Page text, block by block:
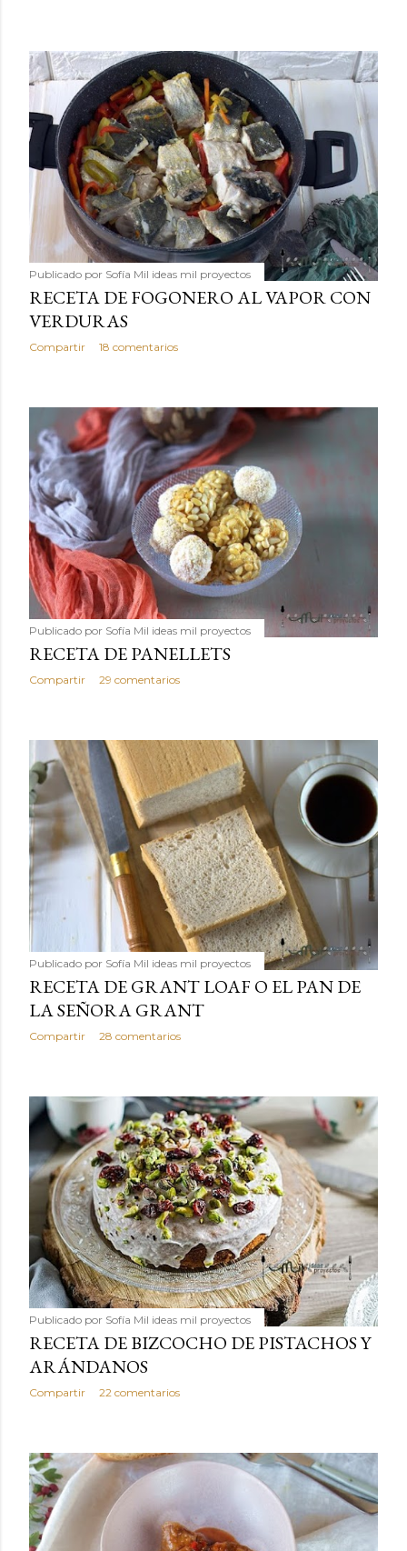
Publicado por Sofía Mil ideas mil proyectos
RECETA DE FOGONERO AL VAPOR CON
VERDURAS
Compartir 18 comentarios
Publicado por Sofía Mil ideas mil proyectos
RECETA DE PANELLETS
Compartir 29 comentarios
Publicado por Sofía Mil ideas mil proyectos
RECETA DE GRANT LOAF O EL PAN DE
LA SEÑORA GRANT
Compartir 28 comentarios
Publicado por Sofía Mil ideas mil proyectos
RECETA DE BIZCOCHO DE PISTACHOS Y
ARÁNDANOS
Compartir 22 comentarios